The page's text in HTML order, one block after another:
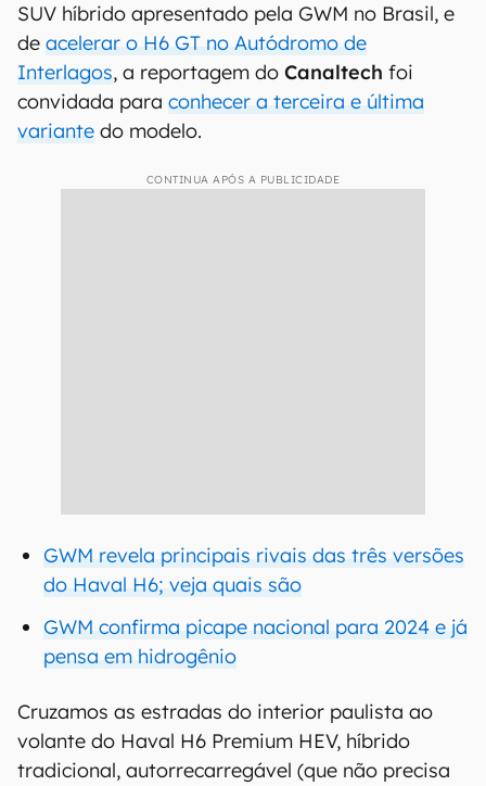
SUV híbrido apresentado pela GWM no Brasil, e
de acelerar o H6 GT no Autódromo de
Interlagos, a reportagem do Canaltech foi
convidada para conhecer a terceira e última
variante do modelo.
CONTINUA APÓS A PUBLICIDADE
GWM revela principais rivais das três versões
do Haval H6; veja quais são
GWM confirma picape nacional para 2024 e já
pensa em hidrogênio
Cruzamos as estradas do interior paulista ao
volante do Haval H6 Premium HEV, híbrido
tradicional, autorrecarregável (que não precisa